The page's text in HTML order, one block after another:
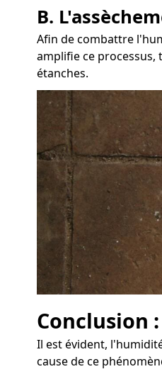
B.
Afin de combattre
amplifie ce
étanches.
Conclusion
Il est évident,
cause de ce